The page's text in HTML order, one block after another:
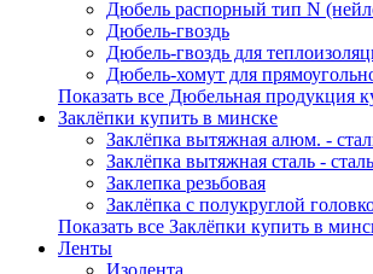
Дюбель распорный тип N
Дюбель-гвоздь
Дюбель-гвоздь для
Дюбель-хомут для
Показать все Дюбельная продукция
Заклёпки купить в минске
Заклёпка вытяжная алюм. -
Заклёпка вытяжная сталь -
Заклепка резьбовая
Заклёпка с полукруглой
Показать все Заклёпки купить в
Ленты
Изолента